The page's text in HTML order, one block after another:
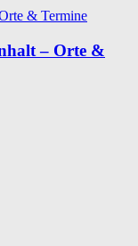
– Orte &